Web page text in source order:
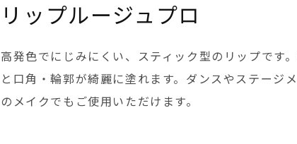
リップルージュプロ
高発色でにじみにくい、スティック型のリップです
と口角・輪郭が綺麗に塗れます。ダンスやステージ
のメイクでもご使用いただけます。